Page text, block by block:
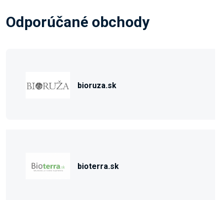
Odporúčané obchody
bioruza.sk
bioterra.sk